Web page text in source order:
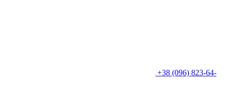
+38 (096) 823-64-